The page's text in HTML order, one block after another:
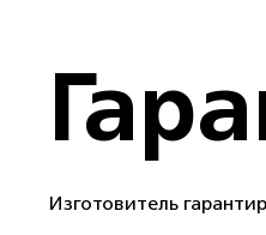
Изготовитель